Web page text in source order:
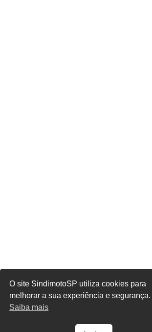
O site SindimotoSP utiliza cookies para
melhorar a sua experiência e segurança.
Saiba mais